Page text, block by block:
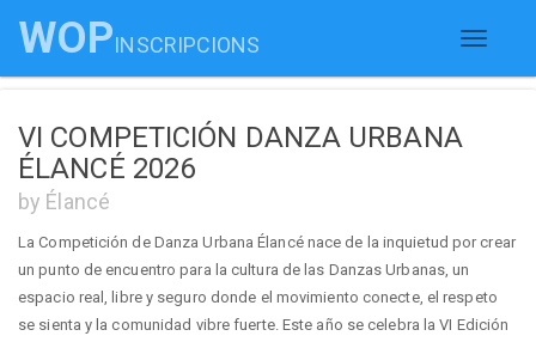
Toggle
WOPINSCRIPCIONS
VI COMPETICIÓN DANZA URBANA
ÉLANCÉ 2026
by Élancé
La Competición de Danza Urbana Élancé nace de la inquietud por crear
un punto de encuentro para la cultura de las Danzas Urbanas, un
espacio real, libre y seguro donde el movimiento conecte, el respeto
se sienta y la comunidad vibre fuerte. Este año se celebra la VI Edición